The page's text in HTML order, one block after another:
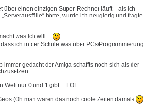
über einen einzigen Super-Rechner läuft – als ich
hörte, wurde ich neugierig und fragte
was ich will....
ich in der Schule was über PCs/Programmierung
immer gedacht der Amiga schaffts noch sich als der
Welt nur 0 und 1 gibt ... LOL
(Oh man waren das noch coole Zeiten damals